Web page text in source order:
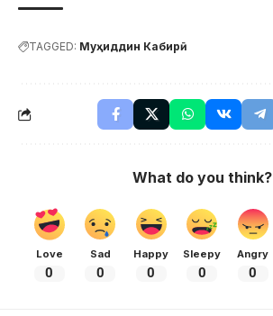
TAGGED: Муҳиддин Кабирӣ
What do you think?
Love
0
Sad
0
Happy
0
Sleepy
0
Angry
0